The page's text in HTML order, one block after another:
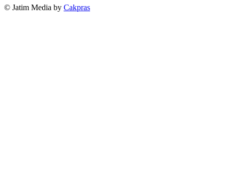
© Jatim Media by Cakpras